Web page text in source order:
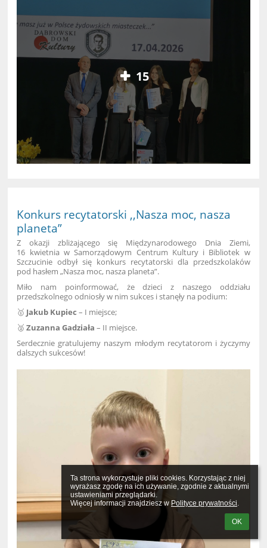
Ta strona wykorzystuje pliki cookies. Korzystając z niej
wyrażasz zgodę na ich używanie, zgodnie z aktualnymi
ustawieniami przeglądarki.
Więcej informacji znajdziesz w Polityce prywatności.
OK
15
Konkurs recytatorski ,,Nasza moc, nasza
planeta”
Z okazji zbliżającego się Międzynarodowego Dnia Ziemi,
16 kwietnia w Samorządowym Centrum Kultury i Bibliotek w
Szczucinie odbył się konkurs recytatorski dla przedszkolaków
pod hasłem „Nasza moc, nasza planeta”.
Miło nam poinformować, że dzieci z naszego oddziału
przedszkolnego odniosły w nim sukces i stanęły na podium:
🥇 Jakub Kupiec – I miejsce;
🥈Zuzanna Gadziała – II miejsce.
Serdecznie gratulujemy naszym młodym recytatorom i życzymy
dalszych sukcesów!